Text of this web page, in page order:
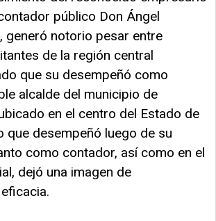
público Don Ángel
generó notorio pesar entre
de la región central
que su desempeñó como
alcalde del municipio de
en el centro del Estado de
que desempeñó luego de su
como contador, así como en el
dejó una imagen de